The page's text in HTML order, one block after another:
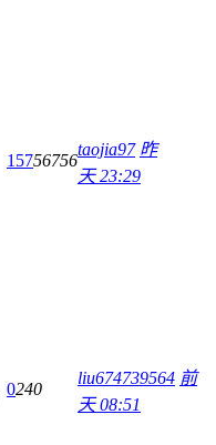
15756756
taojia97 昨
天 23:29
0240
liu674739564 前
天 08:51